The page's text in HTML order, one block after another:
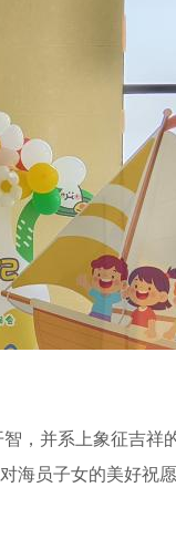
，并系上象征吉祥
海员子女的美好祝